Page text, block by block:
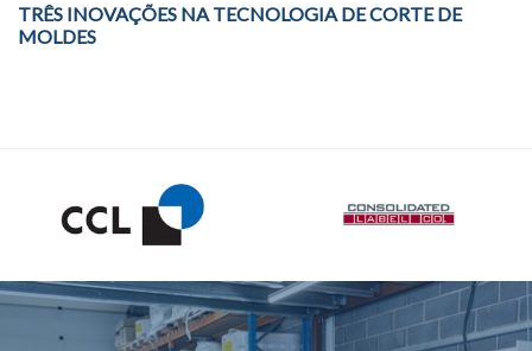
TRÊS INOVAÇÕES NA TECNOLOGIA DE CORTE DE
MOLDES